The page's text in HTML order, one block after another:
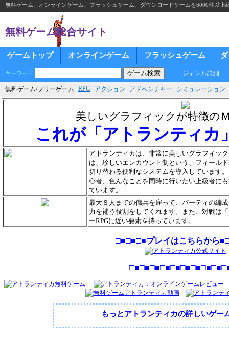
無料ゲーム、オンラインゲーム、フラッシュゲーム、ダウンロードゲームを6000件以上
無料ゲーム総合サイト
ゲームトップ オンラインゲーム フラッシュゲーム
キーワード ジャンル詳細
無料ゲーム/フリーゲーム RPG アクション アドベンチャー シミュレーション
美しいグラフィックが特徴の
これが「アトランティカ
アトランティカは、非常に美しいグラフィッ
は、珍しいエンカウント制という、フィール
切り替わる便利なシステムを導入しています
心者、色んなことを同時に行いたい上級者に
ています。
最大８人までの傭兵を雇って、パーティの編
力を補う役割をしてくれます。また、対戦は
ーRPGに近い要素を持っています。
□■□■□■プレイはこちらから
もっとアトランティカの詳しいゲー